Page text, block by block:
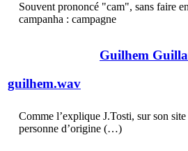
Souvent prononcé "cam", sans faire
campanha : campagne
Guilhem
guilhem.wav
Comme l’explique J.Tosti, sur son
personne d’origine (…)